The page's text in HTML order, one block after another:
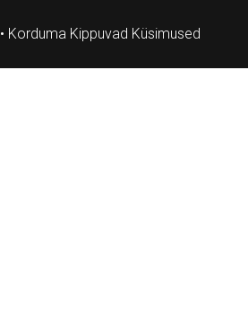
• Korduma Kippuvad Küsimused